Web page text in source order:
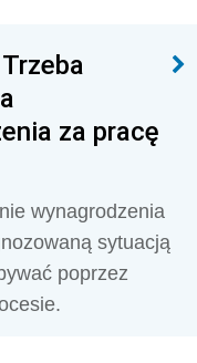
za pracę
wynagrodzenia
sytuacją
poprzez